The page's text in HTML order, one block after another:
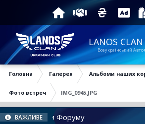
LANOS
Всеукраїнський
Головна Галерея Альбоми наших
Фото встреч IMG_0945.JPG
ВАЖЛИВЕ
Новини Форуму